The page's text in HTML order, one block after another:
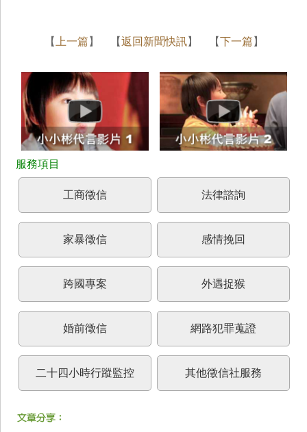
【 上一篇 】 【返回新聞快訊】 【下一篇 】
工商徵信 法律諮詢
家暴徵信 感情挽回
跨國專案 外遇捉猴
婚前徵信 網路犯罪蒐證
二十四小時行蹤監控 其他徵信社服務